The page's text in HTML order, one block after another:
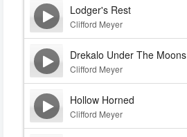
Lodger's Rest
Clifford Meyer
Drekalo Under The Moons
Clifford Meyer
Hollow Horned
Clifford Meyer